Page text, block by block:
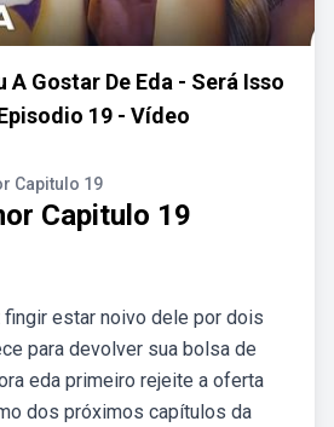
A Gostar De Eda - Será Isso
19 - Vídeo
Capitulo 19
Capitulo 19
estar noivo dele por dois
para devolver sua bolsa de
eda primeiro rejeite a oferta
dos próximos capítulos da